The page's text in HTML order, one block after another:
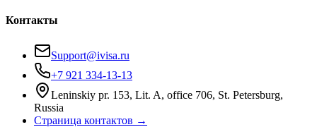
Контакты
Support@ivisa.ru
+7 921 334-13-13
Leninskiy pr. 153, Lit. A, office 706, St. Petersburg,
Russia
Страница контактов →